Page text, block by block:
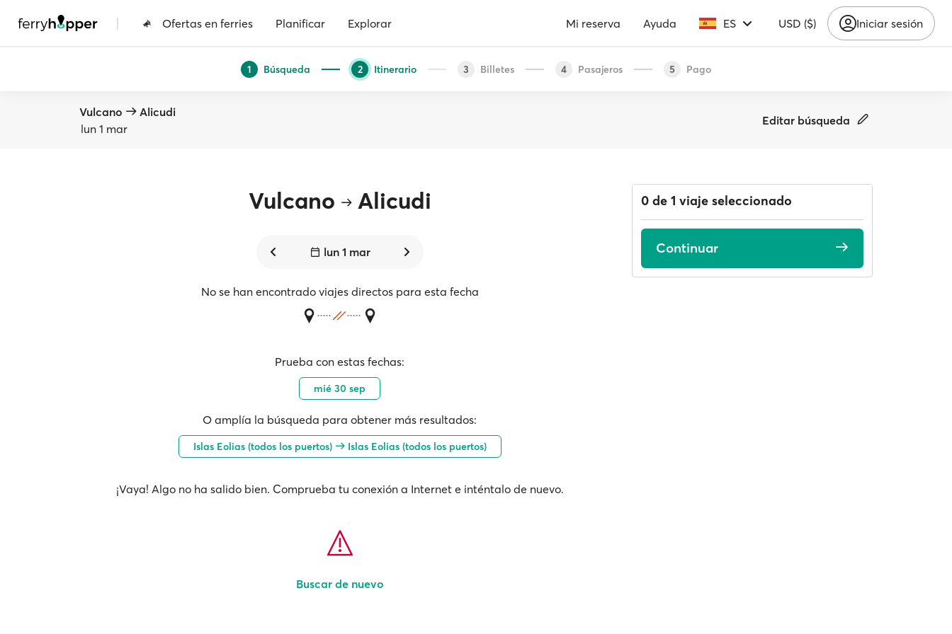
| Ofertas en ferries Planificar Explorar Mi reserva Ayuda ES USD ($) Iniciar sesión
1 Búsqueda 2 Itinerario 3 Billetes 4 Pasajeros 5 Pago
Vulcano
Alicudi
lun 1 mar
Editar búsqueda
Vulcano Alicudi
lun 1 mar
No se han encontrado viajes directos para esta fecha
Prueba con estas fechas:
mié 30 sep
O amplía la búsqueda para obtener más resultados:
Islas Eolias (todos los puertos) Islas Eolias (todos los puertos)
¡Vaya! Algo no ha salido bien. Comprueba tu conexión a Internet e inténtalo de nuevo.
Buscar de nuevo
0 de 1 viaje seleccionado
Continuar